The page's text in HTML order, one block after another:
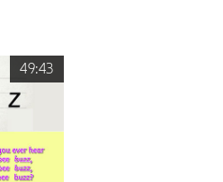
49:43